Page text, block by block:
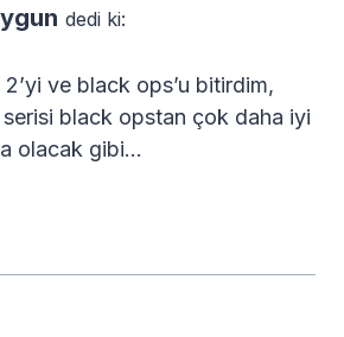
dedi ki:
ve black ops’u bitirdim,
black opstan çok daha iyi
olacak gibi…